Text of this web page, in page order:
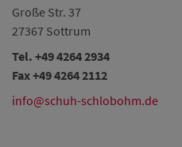
Große Str. 37
27367 Sottrum
Tel. +49 4264 2934
Fax +49 4264 2112
info@schuh-schlobohm.de